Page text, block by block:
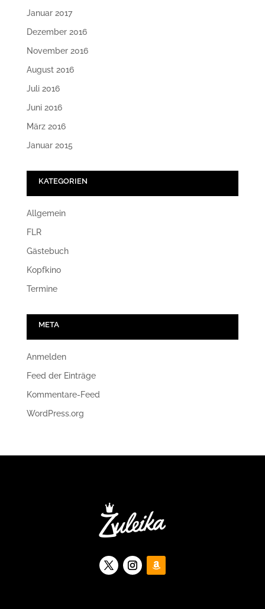
Januar 2017
Dezember 2016
November 2016
August 2016
Juli 2016
Juni 2016
März 2016
Januar 2015
KATEGORIEN
Allgemein
FLR
Gästebuch
Kopfkino
Termine
META
Anmelden
Feed der Einträge
Kommentare-Feed
WordPress.org